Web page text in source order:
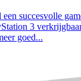
succesvolle
3
goed...